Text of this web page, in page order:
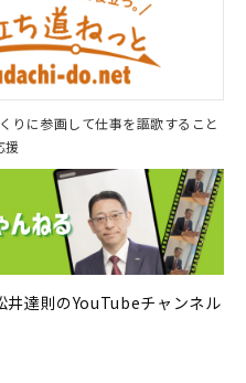
りに参画して仕事を謳歌すること
援
井達則のYouTubeチャンネル